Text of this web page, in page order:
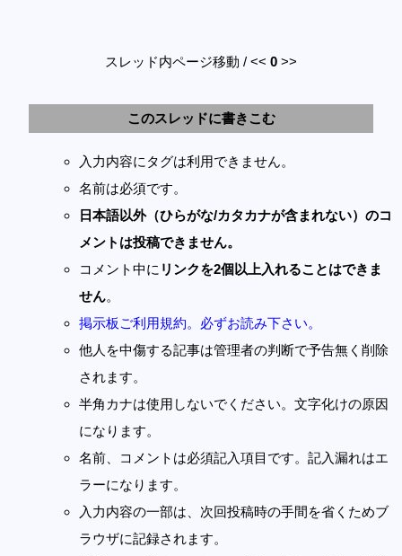
スレッド内ページ移動 / << 0 >>
このスレッドに書きこむ
入力内容にタグは利用できません。
名前は必須です。
日本語以外（ひらがな/カタカナが含まれない）のコ
メントは投稿できません。
コメント中に リンクを2個以上入れることはできま
せん。
掲示板ご利用規約。必ずお読み下さい。
他人を中傷する記事は管理者の判断で予告無く削除
されます。
半角カナは使用しないでください。文字化けの原因
になります。
名前、コメントは必須記入項目です。記入漏れはエ
ラーになります。
入力内容の一部は、次回投稿時の手間を省くためブ
ラウザに記録されます。